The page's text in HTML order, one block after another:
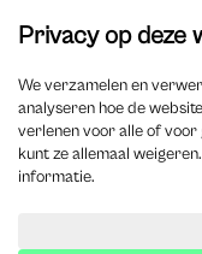
Auteurs
Overzicht auteurs
Auteur worden?